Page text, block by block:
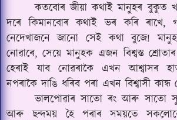
কতবোৰ জীয়া কথাই মানুহৰ বুকুত
দৰে কিমানবোৰ কথাই ভৰ কৰি ৰাখে,
নেদেখাজনে জানো সেই কথা বুজে!
নোৱাৰে, সেয়ে মানুহক এজন বিশ্বস্ত
হেৰাই যাব নোৱৰাকৈ এখন আশ্বাসৰ
নপৰাকৈ দাঙি ধৰিব পৰা এখন বিশ্বাসী কান্ধ
ভালপোৱাৰ সাতো ৰং আৰু সাতো
আৰু ছন্দময় হৈ পৰাৰ সময়তে